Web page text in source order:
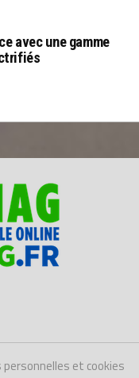
avec une gamme
personnelles et cookies